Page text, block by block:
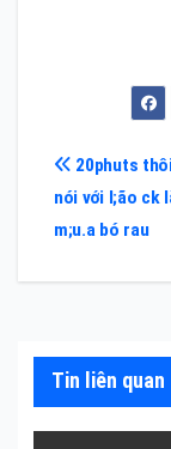
Điều
hướng
bài
20phuts
nói với l;ão ck
m;u.a bó rau
Tin liên quan